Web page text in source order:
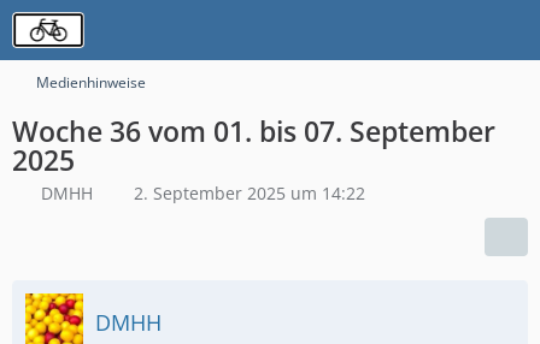
Medienhinweise
Woche 36 vom 01. bis 07. September
2025
DMHH 2. September 2025 um 14:22
DMHH